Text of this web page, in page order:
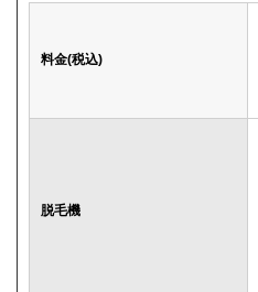
料金(税込)
脱毛機